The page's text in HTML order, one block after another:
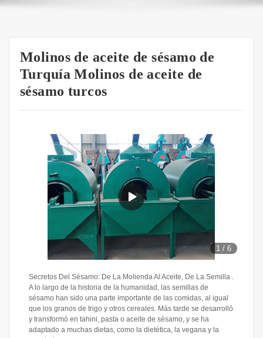
Molinos de aceite de sésamo de
Turquía Molinos de aceite de
sésamo turcos
1 /6
Secretos Del Sésamo: De La Molienda Al Aceite, De La Semilla .
A lo largo de la historia de la humanidad, las semillas de
sésamo han sido una parte importante de las comidas, al igual
que los granos de trigo y otros cereales. Más tarde se desarrolló
y transformó en tahini, pasta o aceite de sésamo, y se ha
adaptado a muchas dietas, como la dietética, la vegana y la